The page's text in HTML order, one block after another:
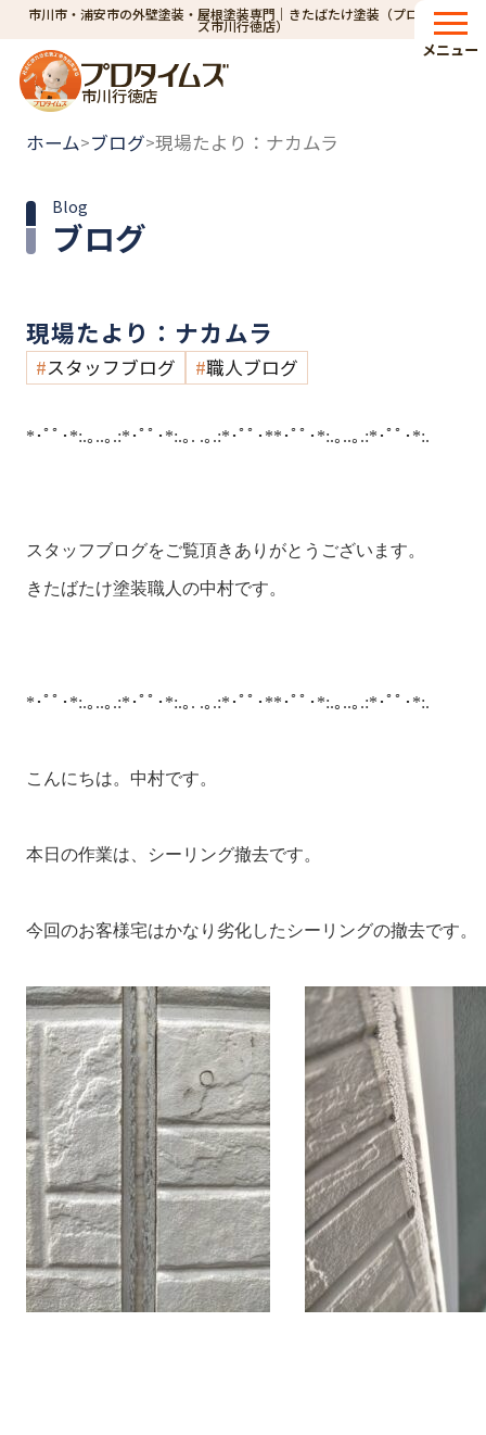
市川市・浦安市の外壁塗装・屋根塗装専門｜きたばたけ塗装（プロタイム
ズ市川行徳店）
市川行徳店
メニュー
ホーム>ブログ>現場たより：ナカムラ
ブログ
Blog
現場たより：ナカムラ
スタッフブログ 職人ブログ
*･ﾟﾟ･*:.｡..｡.:*･ﾟﾟ･*:.｡. .｡.:*･ﾟﾟ･**･ﾟﾟ･*:.｡..｡.:*･ﾟﾟ･*:.
スタッフブログをご覧頂きありがとうございます。
きたばたけ塗装職人の中村です。
*･ﾟﾟ･*:.｡..｡.:*･ﾟﾟ･*:.｡. .｡.:*･ﾟﾟ･**･ﾟﾟ･*:.｡..｡.:*･ﾟﾟ･*:.
こんにちは。中村です。
本日の作業は、シーリング撤去です。
今回のお客様宅はかなり劣化したシーリングの撤去です。